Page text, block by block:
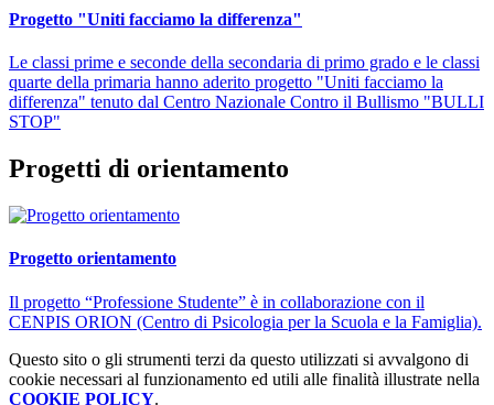
Progetto "Uniti facciamo la differenza"
Le classi prime e seconde della secondaria di primo grado e le classi
quarte della primaria hanno aderito progetto "Uniti facciamo la
differenza" tenuto dal Centro Nazionale Contro il Bullismo "BULLI
STOP"
Progetti di orientamento
Progetto orientamento
Il progetto “Professione Studente” è in collaborazione con il
CENPIS ORION (Centro di Psicologia per la Scuola e la Famiglia).
Questo sito o gli strumenti terzi da questo utilizzati si avvalgono di
cookie necessari al funzionamento ed utili alle finalità illustrate nella
COOKIE POLICY.